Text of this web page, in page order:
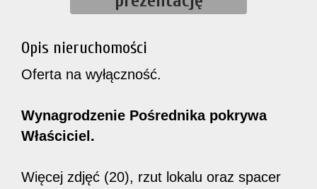
Opis nieruchomości
Oferta na wyłączność.
Wynagrodzenie Pośrednika pokrywa
Właściciel.
Więcej zdjęć (20), rzut lokalu oraz spacer